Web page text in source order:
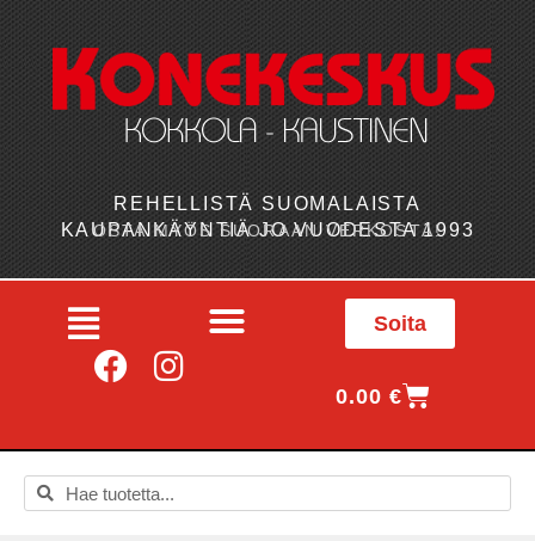
REHELLISTÄ SUOMALAISTA
KAUPANKÄYNTIÄ JO VUODESTA 1993
OSTA MYÖS SUORAAN VERKOSTA!
Soita
0.00 €